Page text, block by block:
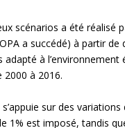
scénarios a été réalisé
a succédé) à partir
adapté à
2000 à 2016.
sur des
1% est imposé, tandis